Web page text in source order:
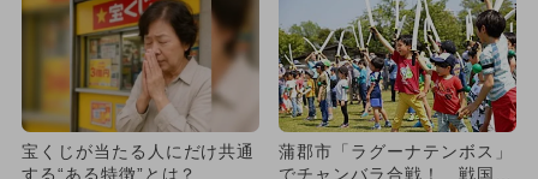
宝くじが当たる人にだけ共通
する“ある特徴”とは？
蒲郡市「ラグーナテンボス」
でチャンバラ合戦！ 戦国時